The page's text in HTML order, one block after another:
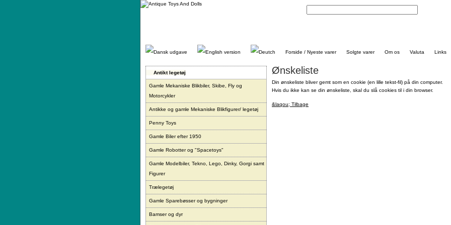
Gå
Forside / Nyeste varer Solgte varer Om os Valuta Links
Antikt legetøj
Gamle Mekaniske Blikbiler, Skibe, Fly og
Motorcykler
Antikke og gamle Mekaniske Blikfigurer/ legetøj
Penny Toys
Gamle Biler efter 1950
Gamle Robotter og "Spacetoys"
Gamle Modelbiler, Tekno, Lego, Dinky, Gorgi samt
Figurer
Trælegetøj
Gamle Sparebøsser og bygninger
Bamser og dyr
Ønskeliste
Din ønskeliste bliver gemt som en cookie (en lille tekst-fil) på din computer.
Hvis du ikke kan se din ønskeliste, skal du slå cookies til i din browser.
&laqou; Tilbage